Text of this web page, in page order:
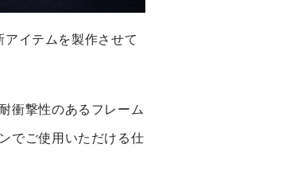
イテムを製作させて
衝撃性のあるフレーム
でご使用いただける仕